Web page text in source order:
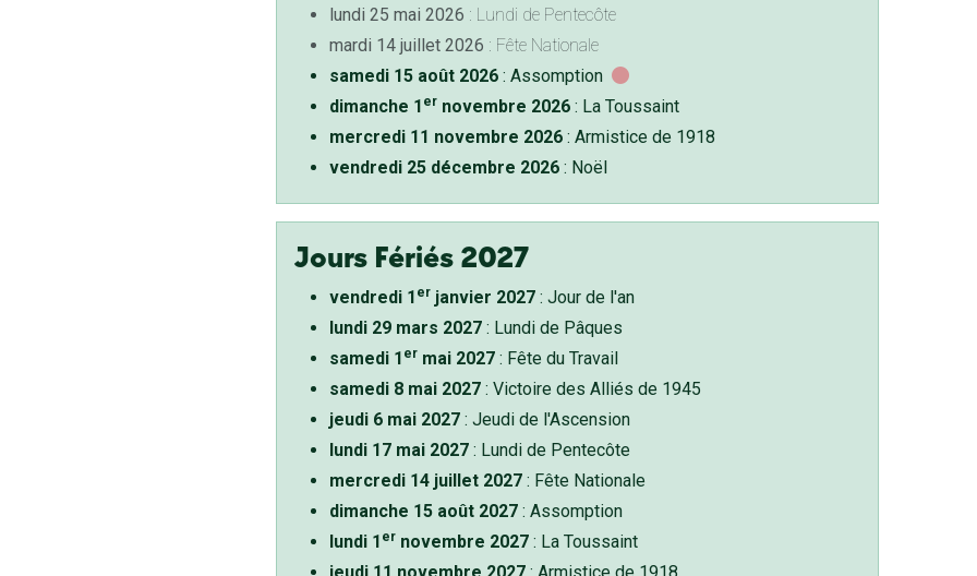
lundi 25 mai 2026 : Lundi de Pentecôte
mardi 14 juillet 2026 : Fête Nationale
samedi 15 août 2026: Assomption
dimanche 1 ernovembre 2026: La Toussaint
mercredi 11 novembre 2026: Armistice de 1918
vendredi 25 décembre 2026: Noël
Jours Fériés 2027
vendredi 1 erjanvier 2027: Jour de l'an
lundi 29 mars 2027: Lundi de Pâques
samedi 1 ermai 2027: Fête du Travail
samedi 8 mai 2027: Victoire des Alliés de 1945
jeudi 6 mai 2027: Jeudi de l'Ascension
lundi 17 mai 2027: Lundi de Pentecôte
mercredi 14 juillet 2027: Fête Nationale
dimanche 15 août 2027: Assomption
lundi 1 ernovembre 2027: La Toussaint
jeudi 11 novembre 2027: Armistice de 1918